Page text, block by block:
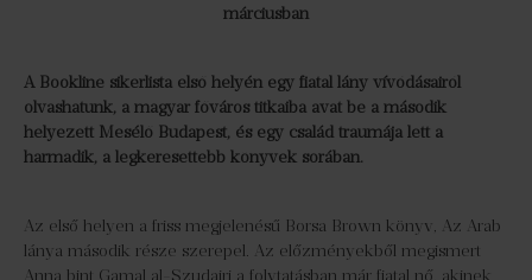
márciusban
A Bookline sikerlista első helyén egy fiatal lány vívódásairól
olvashatunk, a magyar főváros titkaiba avat be a második
helyezett Mesélő Budapest, és egy család traumája lett a
harmadik, a legkeresettebb könyvek sorában.
Az első helyen a friss megjelenésű Borsa Brown könyv, Az Arab
lánya második része szerepel. Az előzményekből megismert
Anna bint Gamal al-Szudairi a folytatásban már fiatal nő, akinek